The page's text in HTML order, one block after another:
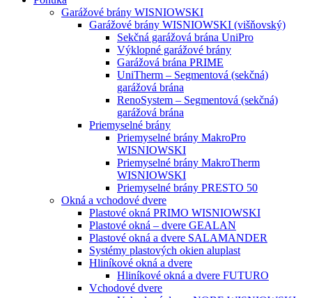
Garážové brány WISNIOWSKI
Garážové brány WISNIOWSKI (višňovský)
Sekčná garážová brána UniPro
Výklopné garážové brány
Garážová brána PRIME
UniTherm – Segmentová (sekčná)
garážová brána
RenoSystem – Segmentová (sekčná)
garážová brána
Priemyselné brány
Priemyselné brány MakroPro
WISNIOWSKI
Priemyselné brány MakroTherm
WISNIOWSKI
Priemyselné brány PRESTO 50
Okná a vchodové dvere
Plastové okná PRIMO WISNIOWSKI
Plastové okná – dvere GEALAN
Plastové okná a dvere SALAMANDER
Systémy plastových okien aluplast
Hliníkové okná a dvere
Hliníkové okná a dvere FUTURO
Vchodové dvere